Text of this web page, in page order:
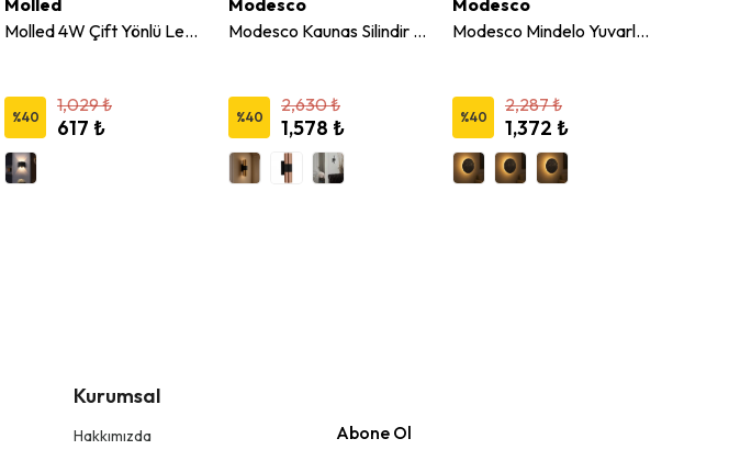
Molled
Molled 4W Çift Yönlü Led Duvar Aplik
%40
1,029 ₺
617 ₺
Modesco
Modesco Kaunas Silindir Dekoratif Duvar Aplik
%40
2,630 ₺
1,578 ₺
Modesco
Modesco Mindelo Yuvarlak 18 cm LED Desenli Duvar Aplik
%40
2,287 ₺
1,372 ₺
Kurumsal
Hakkımızda
Abone Ol